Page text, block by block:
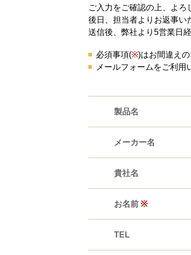
ご入力をご確認の上、よろ
後日、担当者よりお返事い
送信後、弊社より5営業日
必須事項(※)はお間違え
メールフォームをご利用
製品名
メーカー名
貴社名
お名前 ※
TEL